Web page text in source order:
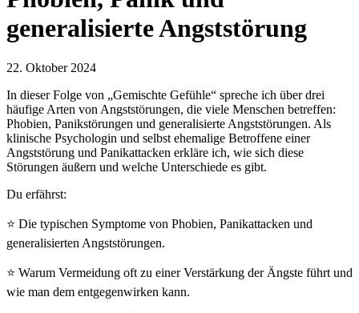
generalisierte Angststörung
22. Oktober 2024
In dieser Folge von „Gemischte Gefühle“ spreche ich über drei
häufige Arten von Angststörungen, die viele Menschen betreffen:
Phobien, Panikstörungen und generalisierte Angststörungen. Als
klinische Psychologin und selbst ehemalige Betroffene einer
Angststörung und Panikattacken erkläre ich, wie sich diese
Störungen äußern und welche Unterschiede es gibt.
Du erfährst:
⭐ Die typischen Symptome von Phobien, Panikattacken und
generalisierten Angststörungen.
⭐ Warum Vermeidung oft zu einer Verstärkung der Ängste führt und
wie man dem entgegenwirken kann.